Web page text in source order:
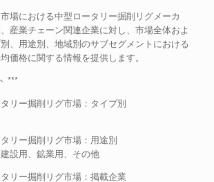
場における中型ロータリー掘削リグメーカ
産業チェーン関連企業に対し、市場全体およ
、用途別、地域別のサブセグメントにおける
価格に関する情報を提供します。
***
リー掘削リグ市場：タイプ別
リー掘削リグ市場：用途別
設用、鉱業用、その他
リー掘削リグ市場：掲載企業